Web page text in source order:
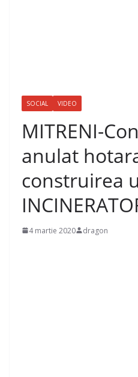
SOCIAL VIDEO
MITRENI-
anulat
construirea
4 martie 2020 dragon